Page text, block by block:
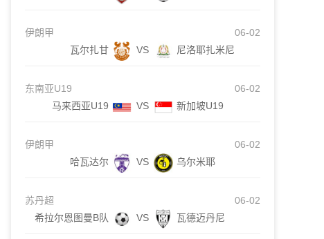
伊朗甲
06-02
瓦尔扎甘
VS 尼洛耶扎米尼
东南亚U19
06-02
马来西亚U19
VS 新加坡U19
伊朗甲
06-02
哈瓦达尔
VS 乌尔米耶
苏丹超
06-02
希拉尔恩图曼B队
VS 瓦德迈丹尼